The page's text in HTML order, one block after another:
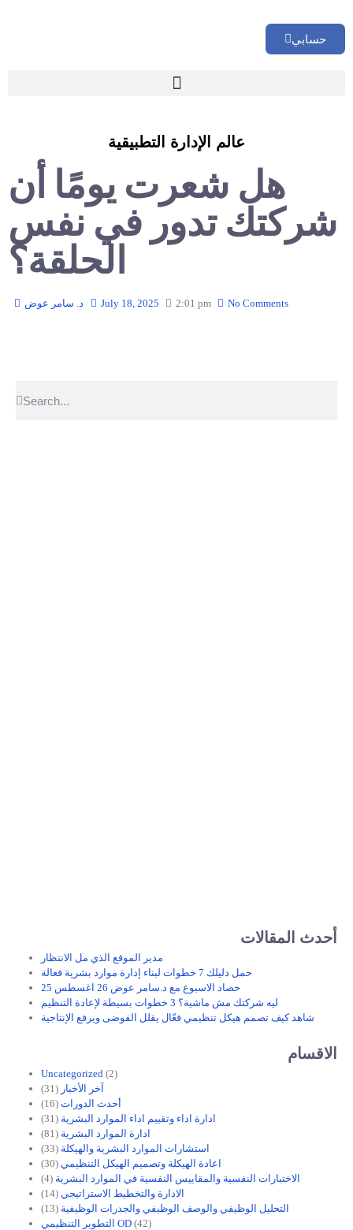
حسابي
عالم الإدارة التطبيقية
هل شعرت يومًا أن
شركتك تدور في نفس
الحلقة؟
د. سامر عوض July 18, 2025 2:01 pm No Comments
أحدث المقالات
مدير الموقع الذي مل الانتظار
حمل دليلك 7 خطوات لبناء إدارة موارد بشرية فعالة
حصاد الاسبوع مع د.سامر عوض 26 اغسطس 25
ليه شركتك مش ماشية؟ 3 خطوات بسيطة لإعادة التنظيم
شاهد كيف تصمم هيكل تنظيمي فعّال يقلل الفوضى ويرفع الإنتاجية
الاقسام
Uncategorized (2)
آخر الأخبار (31)
أحدث الدورات (16)
ادارة اداء وتقييم اداء الموارد البشرية (31)
ادارة الموارد البشرية (81)
استشارات الموارد البشرية والهيكلة (33)
اعادة الهيكلة وتصميم الهيكل التنظيمي (30)
الاختبارات النفسية والمقاييس النفسية في الموارد البشرية (4)
الادارة والتخطيط الاستراتيجي (14)
التحليل الوظيفي والوصف الوظيفي والجدرات الوظيفية (13)
التطوير التنظيمي OD (42)